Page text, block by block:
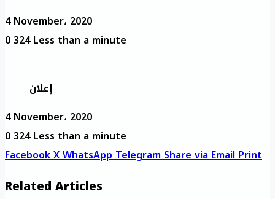
4 November، 2020
0324Less than a minute
إعلان
4 November، 2020
0324Less than a minute
FacebookXWhatsAppTelegramShare via EmailPrint
Related Articles